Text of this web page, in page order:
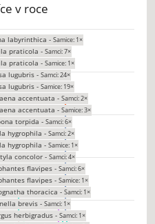
v roce
Data ranges from 0 to 40.
labyrinthica - Samice: 1×
praticola - Samci: 7×
praticola - Samice: 1×
lugubris - Samci: 24×
lugubris - Samice: 19×
accentuata - Samci: 2×
accentuata - Samice: 3×
torpida - Samci: 6×
hygrophila - Samci: 2×
hygrophila - Samice: 1×
concolor - Samci: 4×
flavipes - Samci: 6×
flavipes - Samice: 1×
thoracica - Samci: 1×
brevis - Samci: 1×
herbigradus - Samci: 1×